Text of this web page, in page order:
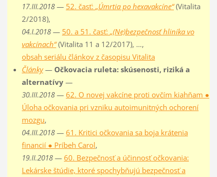
17.III.2018— 52. časť: „Úmrtia po hexavakcíne“(Vitalita
2/2018),
04.I.2018— 50. a 51. časť: „(Ne)bezpečnosť hliníka vo
vakcínach“(Vitalita 11 a 12/2017), …,
obsah seriálu článkov z časopisu Vitalita
Články— Očkovacia ruleta: skúsenosti, riziká a
alternatívy—
30.III.2018— 62. O novej vakcíne proti ovčím kiahňam ●
Úloha očkovania pri vzniku autoimunitných ochorení
mozgu,
04.III.2018— 61. Kritici očkovania sa boja krátenia
financií ● Príbeh Carol,
19.II.2018— 60. Bezpečnosť a účinnosť očkovania:
Lekárske štúdie, ktoré spochybňujú bezpečnosť a